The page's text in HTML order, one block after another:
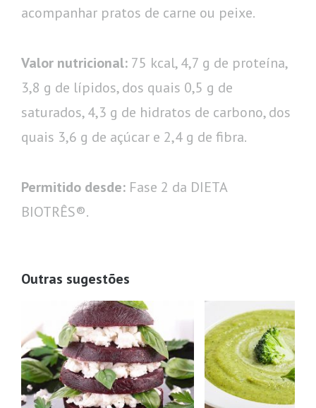
acompanhar pratos de carne ou peixe.
Valor nutricional: 75 kcal, 4,7 g de proteína,
3,8 g de lípidos, dos quais 0,5 g de
saturados, 4,3 g de hidratos de carbono, dos
quais 3,6 g de açúcar e 2,4 g de fibra.
Permitido desde: Fase 2 da DIETA
BIOTRÊS®.
Outras sugestões